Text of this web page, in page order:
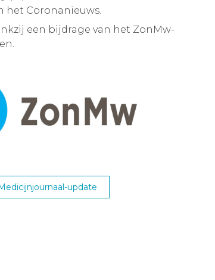
het Coronanieuws.
een bijdrage van het ZonMw-
update